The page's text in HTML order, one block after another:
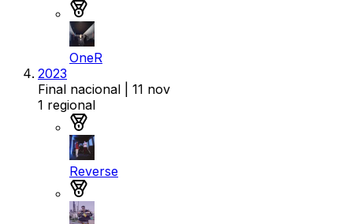
OneR
2023
Final nacional | 11 nov
1 regional
Reverse